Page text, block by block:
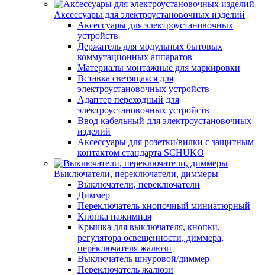
Аксессуары для электроустановочных изделий
Аксессуары для электроустановочных
устройств
Держатель для модульных бытовых
коммутационных аппаратов
Материалы монтажные для маркировки
Вставка светящаяся для
электроустановочных устройств
Адаптер переходный для
электроустановочных устройств
Ввод кабельный для электроустановочных
изделий
Аксессуары для розетки/вилки с защитным
контактом стандарта SCHUKO
Выключатели, переключатели, диммеры
Выключатели, переключатели
Диммер
Переключатель кнопочный миниатюрный
Кнопка нажимная
Крышка для выключателя, кнопки,
регулятора освещенности, диммера,
переключателя жалюзи
Выключатель шнуровой/диммер
Переключатель жалюзи